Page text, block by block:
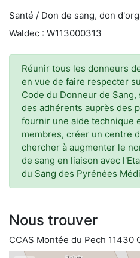
Santé / Don de sang, don
Waldec : W113000313
Réunir tous les donneurs
en vue de faire respecter
Code du Donneur de
des adhérents auprès des
fournir une aide technique
membres, créer un centre
chercher à augmenter le
de sang en liaison avec
du Sang des Pyrénées
Nous trouver
CCAS Montée du Pech 11430